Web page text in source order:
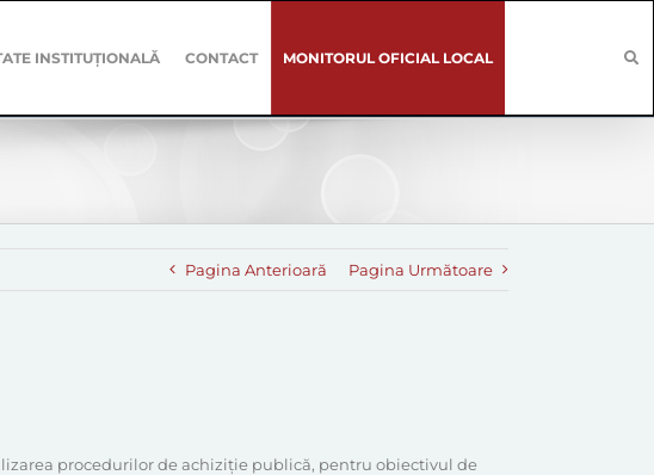
INSTITUȚIONALĂ CONTACT MONITORUL OFICIAL LOCAL
Pagina Anterioară Pagina Următoare
procedurilor de achiziție publică, pentru obiectivul de